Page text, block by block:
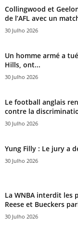
Collingwood et
de l’AFL avec un
30 Julho 2026
Un homme armé a
Hills, ont...
30 Julho 2026
Le football anglais
contre la
30 Julho 2026
Yung Filly : Le jury a
30 Julho 2026
La WNBA interdit
Reese et Bueckers
30 Julho 2026